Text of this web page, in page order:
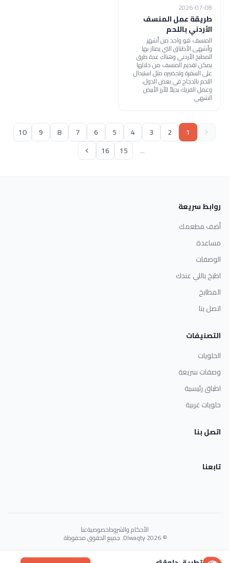
2026-07-08
طريقة عمل المنسف
الأردني باللحم
المنسف هو واحد من أشهر
وأشهى الأطباق التي يمتاز بها
المطبخ الأردني وهناك عدة طرق
يمكن تقديم المنسف من خلالها
على السفرة وتحضيره مثل استبدال
اللحم بالدجاج في بعض الدول،
وعمل الفريك بديلاً للأرز الأبيض
الشهي.
1
2
3
4
5
6
7
8
9
10
...
15
16
روابط سريعة
أضف مطعمك
مساعدة
الوصفات
اطبخ باللي عندك
المطابخ
اتصل بنا
التصنيفات
الحلويات
وصفات سريعة
اطباق رئيسية
حلويات غربية
اتصل بنا
تابعنا
الأحكام والشروطخصوصيةعنا
© 2026 Dlwaqty. جميع الحقوق محفوظة.
Powered byGAIT